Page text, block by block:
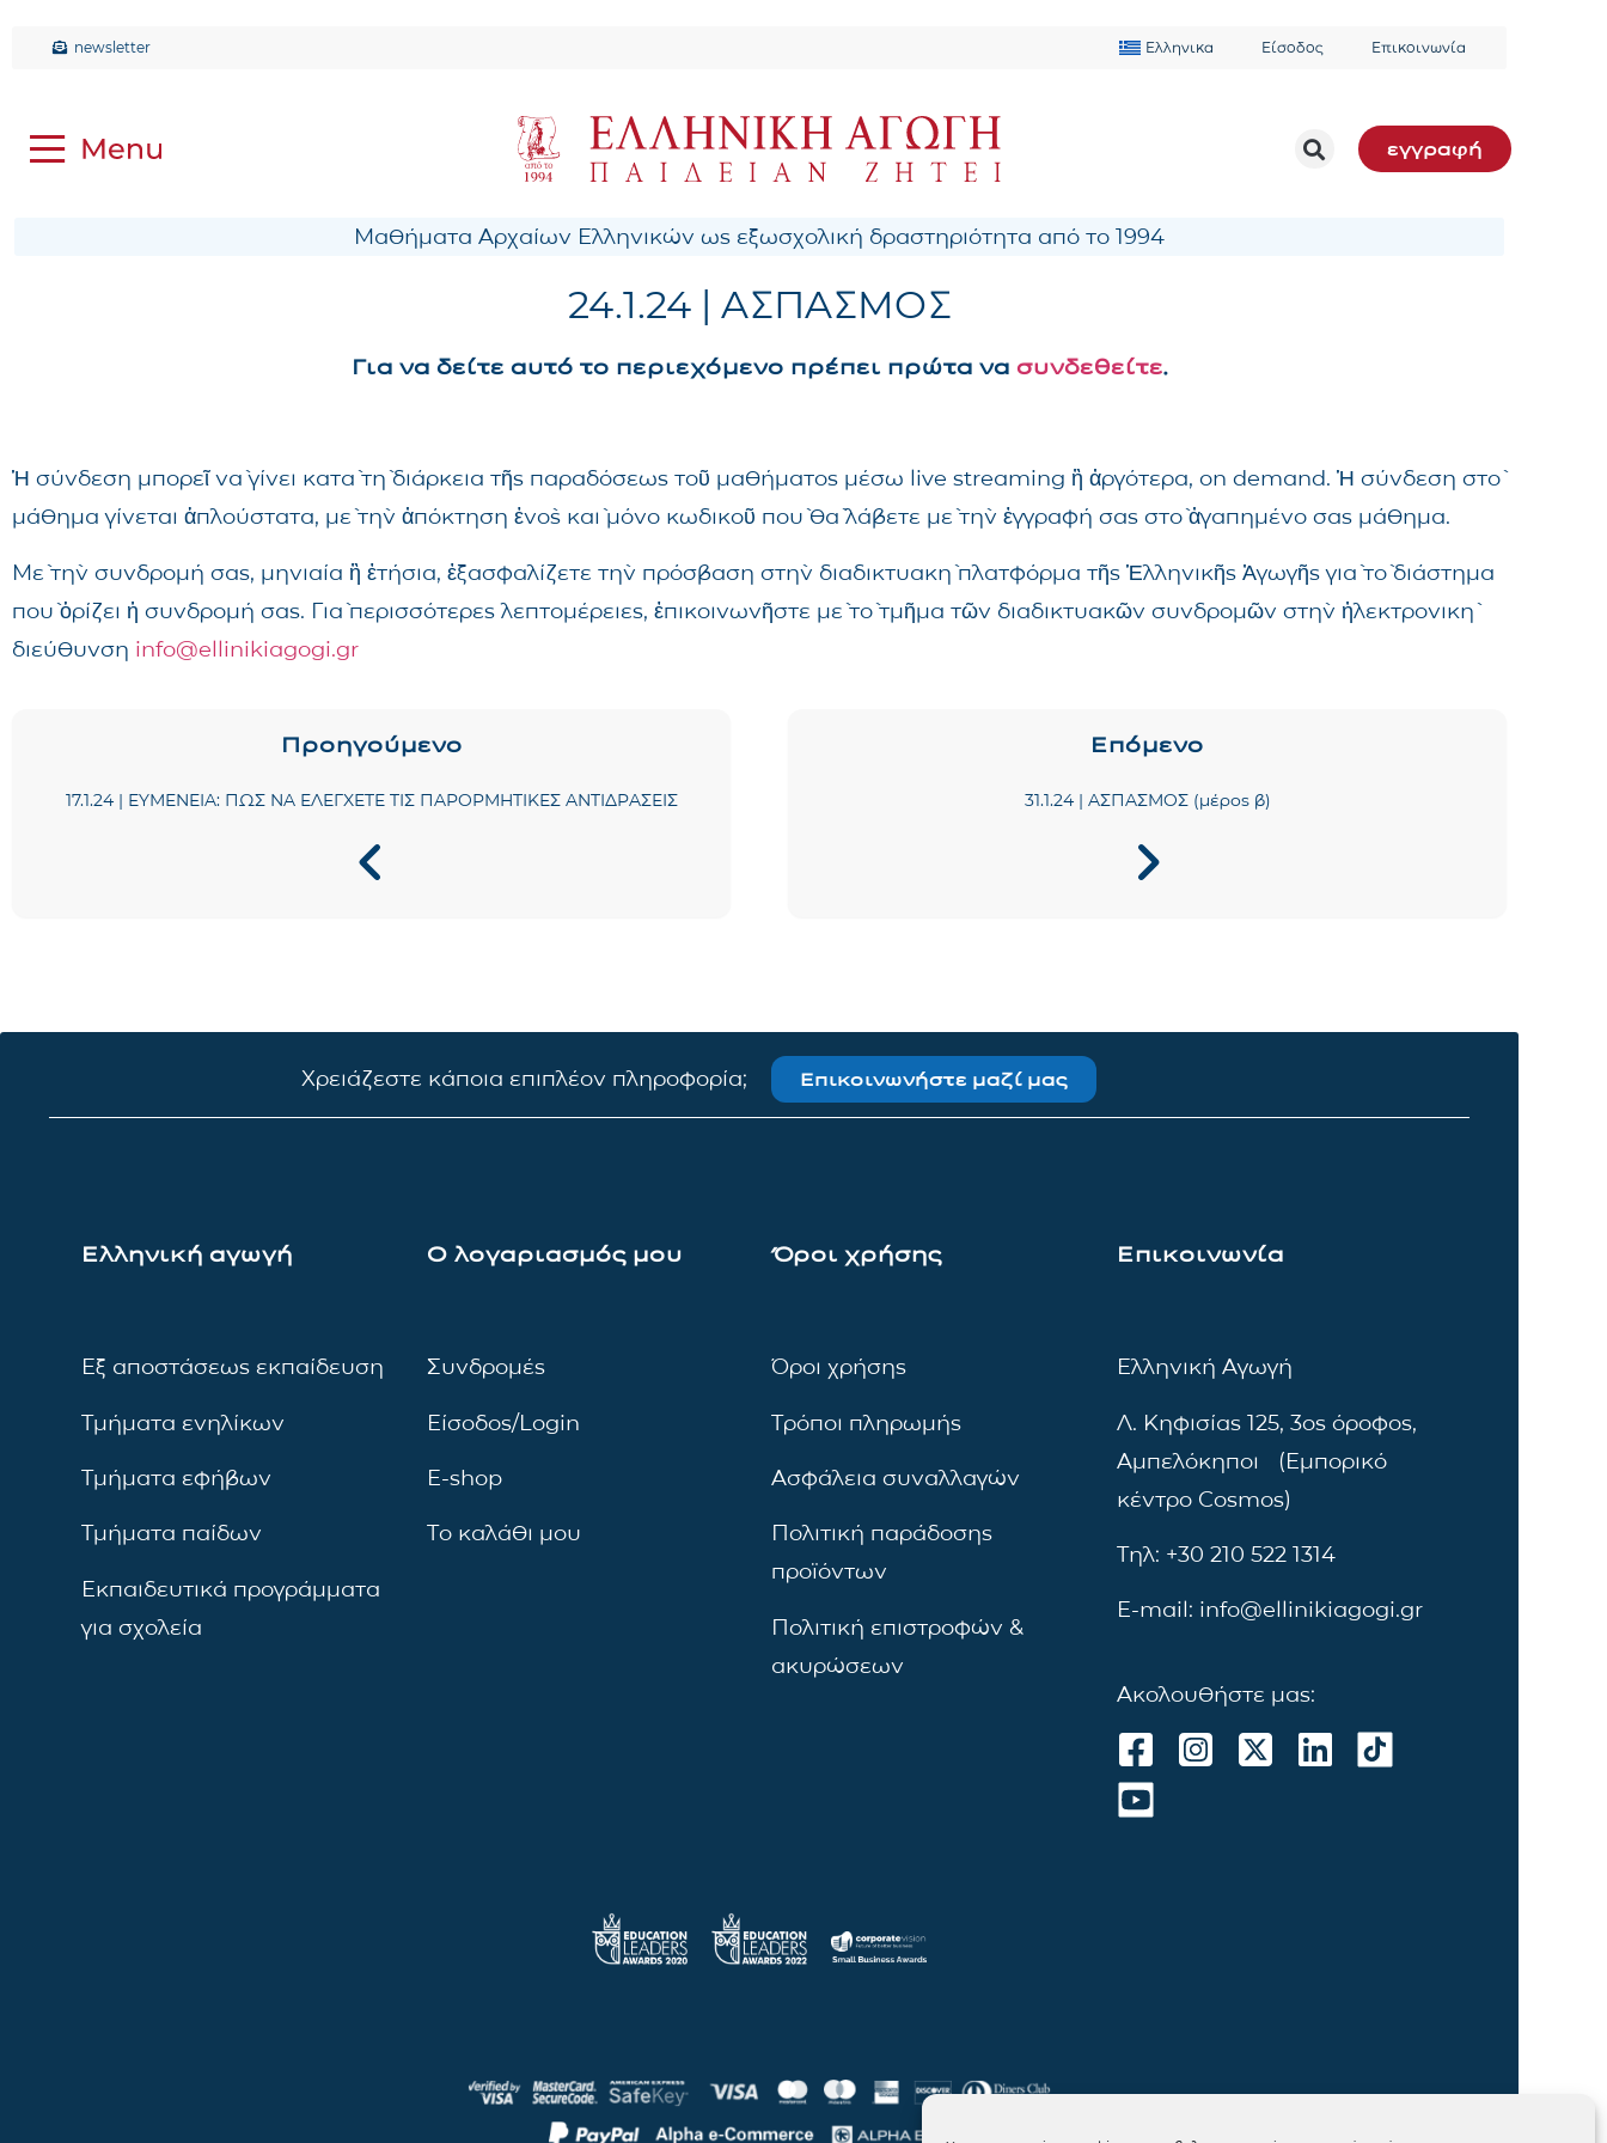
newsletter Ελληνικα Είσοδος Επικοινωνία
εγγραφή
Μαθήματα Αρχαίων Ελληνικών ως εξωσχολική δραστηριότητα από το 1994
24.1.24 | ΑΣΠΑΣΜΟΣ
Για να δείτε αυτό το περιεχόμενο πρέπει πρώτα να συνδεθείτε.
Ἡ σύνδεση μπορεῖ νὰ γίνει κατὰ τὴ διάρκεια τῆς παραδόσεως τοῦ μαθήματος μέσω live streaming ἢ ἀργότερα, on demand. Ἡ σύνδεση στὸ
μάθημα γίνεται ἁπλούστατα, μὲ τὴν ἀπόκτηση ἑνὸς καὶ μόνο κωδικοῦ ποὺ θὰ λάβετε μὲ τὴν ἐγγραφή σας στὸ ἀγαπημένο σας μάθημα.
Μὲ τὴν συνδρομή σας, μηνιαία ἢ ἐτήσια, ἐξασφαλίζετε τὴν πρόσβαση στὴν διαδικτυακὴ πλατφόρμα τῆς Ἑλληνικῆς Ἀγωγῆς γιὰ τὸ διάστημα
ποὺ ὁρίζει ἡ συνδρομή σας. Γιὰ περισσότερες λεπτομέρειες, ἐπικοινωνῆστε μὲ τὸ τμῆμα τῶν διαδικτυακῶν συνδρομῶν στὴν ἠλεκτρονικὴ
διεύθυνση info@ellinikiagogi.gr
Προηγούμενο
17.1.24 | ΕΥΜΕΝΕΙΑ: ΠΩΣ ΝΑ ΕΛΕΓΧΕΤΕ ΤΙΣ ΠΑΡΟΡΜΗΤΙΚΕΣ ΑΝΤΙΔΡΑΣΕΙΣ
Επόμενο
31.1.24 | ΑΣΠΑΣΜΟΣ (μέρος β)
Χρειάζεστε κάποια επιπλέον πληροφορία; Επικοινωνήστε μαζί μας
Ελληνική αγωγή
Εξ αποστάσεως εκπαίδευση
Τμήματα ενηλίκων
Τμήματα εφήβων
Τμήματα παίδων
Εκπαιδευτικά προγράμματα
για σχολεία
Ο λογαριασμός μου
Συνδρομές
Είσοδος/Login
E-shop
Το καλάθι μου
Όροι χρήσης
Όροι χρήσης
Τρόποι πληρωμής
Ασφάλεια συναλλαγών
Πολιτική παράδοσης
προϊόντων
Πολιτική επιστροφών &
ακυρώσεων
Επικοινωνία
Ελληνική Αγωγή
Λ. Κηφισίας 125, 3ος όροφος,
Αμπελόκηποι (Εμπορικό
κέντρο Cosmos)
Τηλ: +30 210 522 1314
E-mail: info@ellinikiagogi.gr
Ακολουθήστε μας: